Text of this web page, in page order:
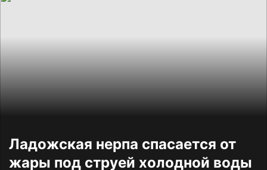
Ладожская нерпа спасается от
жары под струей холодной воды